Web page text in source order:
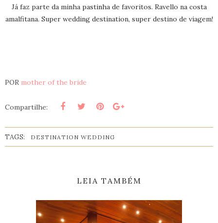
Já faz parte da minha pastinha de favoritos. Ravello na costa
amalfitana. Super wedding destination, super destino de viagem!
POR mother of the bride
Compartilhe:
TAGS: DESTINATION WEDDING
LEIA TAMBÉM